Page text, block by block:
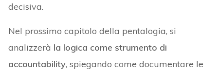
decisiva.
Nel prossimo capitolo della pentalogia, si
analizzerà la logica come strumento di
accountability, spiegando come documentare le